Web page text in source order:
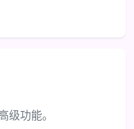
级功能。